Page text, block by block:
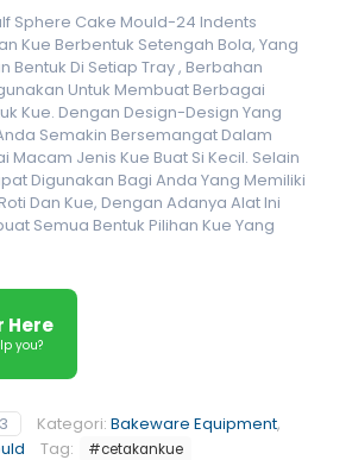
Sphere Cake Mould-24 Indents
Kue Berbentuk Setengah Bola, Yang
Bentuk Di Setiap Tray , Berbahan
Untuk Membuat Berbagai
Kue. Dengan Design-Design Yang
Semakin Bersemangat Dalam
Macam Jenis Kue Buat Si Kecil. Selain
Digunakan Bagi Anda Yang Memiliki
Dan Kue, Dengan Adanya Alat Ini
Semua Bentuk Pilihan Kue Yang
Here
you?
Kategori: Bakeware Equipment,
Tag:
#cetakankue